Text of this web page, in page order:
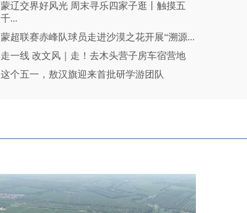
蒙辽交界好风光 周末寻乐四家子逛丨触摸五
千...
蒙超联赛赤峰队球员走进沙漠之花开展“溯源...
走一线 改文风｜走！去木头营子房车宿营地
这个五一，敖汉旗迎来首批研学游团队